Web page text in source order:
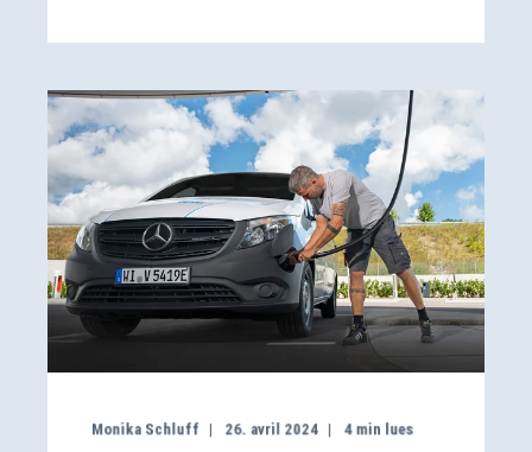
Monika Schluff 26. avril 2024 4min lues